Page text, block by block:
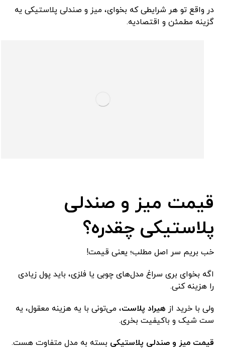
در واقع تو هر شرایطی که بخوای، میز و صندلی پلاستیکی یه
گزینه مطمئن و اقتصادیه.
قیمت میز و صندلی
پلاستیکی چقدره؟
خب بریم سر اصل مطلب؛ یعنی قیمت!
اگه بخوای بری سراغ مدل‌های چوبی یا فلزی، باید پول زیادی
را هزینه کنی.
ولی با خرید از هیراد پلاست، می‌تونی با یه هزینه معقول، یه
ست شیک و باکیفیت بخری.
قیمت میز و صندلی پلاستیکی بسته به مدل متفاوت هست.